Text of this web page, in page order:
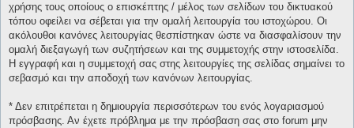
χρήσης τους οποίους ο επισκέπτης / μέλος των σελίδων του δικτυακού
τόπου οφείλει να σέβεται για την ομαλή λειτουργία του ιστοχώρου. Οι
ακόλουθοι κανόνες λειτουργίας θεσπίστηκαν ώστε να διασφαλίσουν την
ομαλή διεξαγωγή των συζητήσεων και της συμμετοχής στην ιστοσελίδα.
Η εγγραφή και η συμμετοχή σας στης λειτουργίες της σελίδας σημαίνει το
σεβασμό και την αποδοχή των κανόνων λειτουργίας.
* Δεν επιτρέπεται η δημιουργία περισσότερων του ενός λογαριασμού
πρόσβασης. Αν έχετε πρόβλημα με την πρόσβαση σας στο forum μην